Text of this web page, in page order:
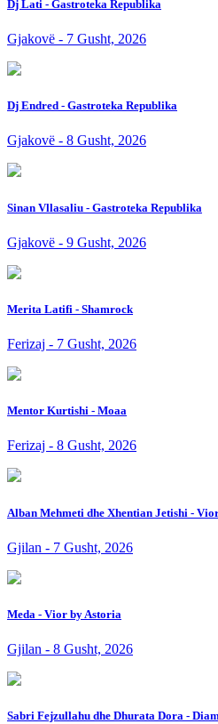
Dj Lati - Gastroteka Republika
Gjakovë - 7 Gusht, 2026
Dj Endred - Gastroteka Republika
Gjakovë - 8 Gusht, 2026
Sinan Vllasaliu - Gastroteka Republika
Gjakovë - 9 Gusht, 2026
Merita Latifi - Shamrock
Ferizaj - 7 Gusht, 2026
Mentor Kurtishi - Moaa
Ferizaj - 8 Gusht, 2026
Alban Mehmeti dhe Xhentian Jetishi -
Gjilan - 7 Gusht, 2026
Meda - Vior by Astoria
Gjilan - 8 Gusht, 2026
Sabri Fejzullahu dhe Dhurata Dora -